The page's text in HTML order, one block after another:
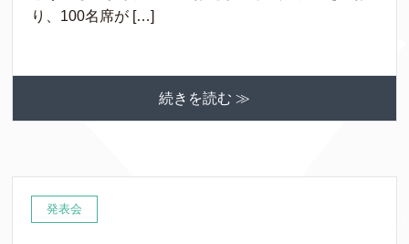
り、100名席が […]
続きを読む ≫
発表会